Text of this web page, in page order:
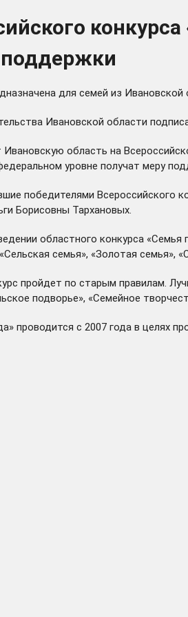
для семей из
Ивановской области
область на
уровне получат меру
победителями Всероссийского
Борисовны Тархановых.
областного конкурса «Семья
семья», «Золотая семья»,
пройдет по старым правилам.
подворье», «Семейное
проводится с 2007 года в целях